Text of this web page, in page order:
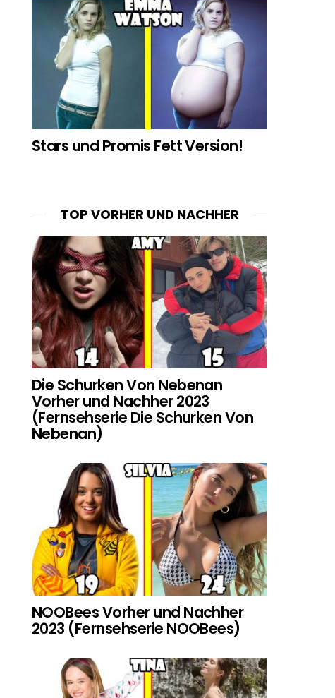
Stars und Promis Fett Version!
TOP VORHER UND NACHHER
Die Schurken Von Nebenan
Vorher und Nachher 2023
(Fernsehserie Die Schurken Von
Nebenan)
NOOBees Vorher und Nachher
2023 (Fernsehserie NOOBees)